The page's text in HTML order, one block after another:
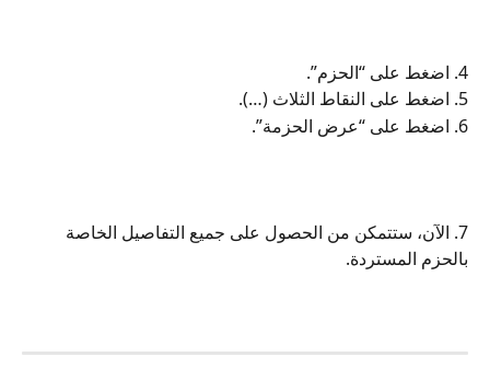
4. اضغط على “الحزم”.
5. اضغط على النقاط الثلاث (…).
6. اضغط على “عرض الحزمة”.
7. الآن، ستتمكن من الحصول على جميع التفاصيل الخاصة
بالحزم المستردة.